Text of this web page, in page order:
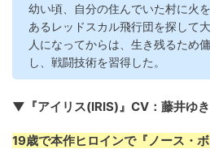
幼い頃、自分の住んでいた村に火
あるレッドスカル飛行団を探して
人になってからは、生き残るため
し、戦闘技術を習得した。
▼『アイリス(IRIS)』CV：藤井ゆ
19歳で本作ヒロインで『ノース・